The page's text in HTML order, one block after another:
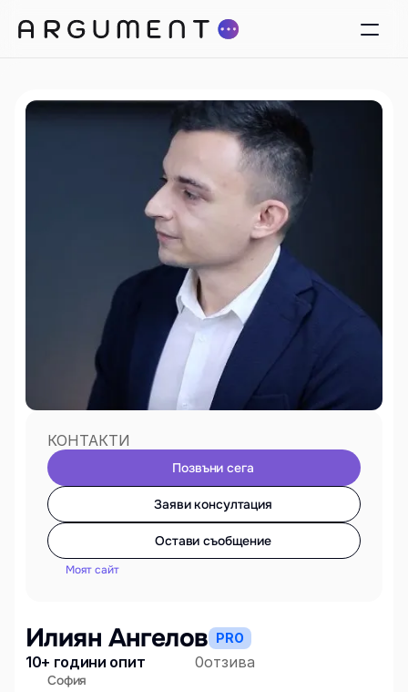
КОНТАКТИ
Позвъни сега
Заяви консултация
Остави съобщение
Моят сайт
Илиян Ангелов PRO
10+ години опит 0отзива
София